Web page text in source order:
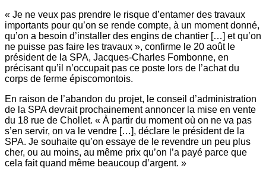
« Je ne veux pas prendre le risque d’entamer des travaux
importants pour qu’on se rende compte, à un moment donné,
qu’on a besoin d’installer des engins de chantier […] et qu’on
ne puisse pas faire les travaux », confirme le 20 août le
président de la SPA, Jacques-Charles Fombonne, en
précisant qu’il n’occupait pas ce poste lors de l’achat du
corps de ferme épiscomontois.
En raison de l’abandon du projet, le conseil d’administration
de la SPA devrait prochainement annoncer la mise en vente
du 18 rue de Chollet. « À partir du moment où on ne va pas
s’en servir, on va le vendre […], déclare le président de la
SPA. Je souhaite qu’on essaye de le revendre un peu plus
cher, ou au moins, au même prix qu’on l’a payé parce que
cela fait quand même beaucoup d’argent. »